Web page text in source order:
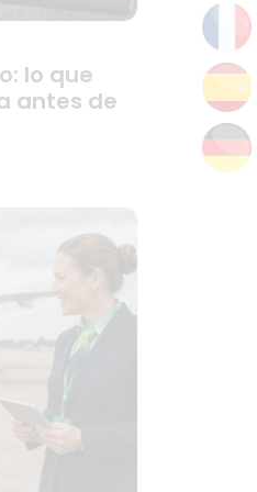
lo que
antes de